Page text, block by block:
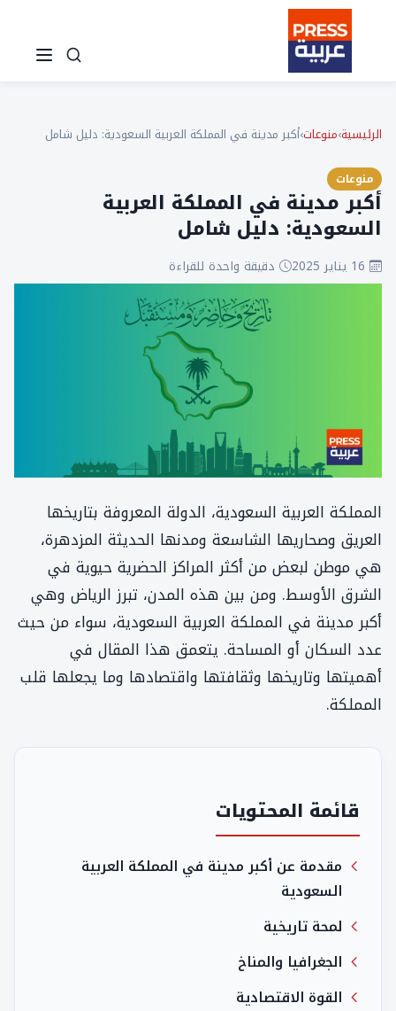
الرئيسية›منوعات›أكبر مدينة في المملكة العربية السعودية: دليل شامل
منوعات
أكبر مدينة في المملكة العربية
السعودية: دليل شامل
دقيقة واحدة للقراءة
المملكة العربية السعودية، الدولة المعروفة بتاريخها
العريق وصحاريها الشاسعة ومدنها الحديثة المزدهرة،
هي موطن لبعض من أكثر المراكز الحضرية حيوية في
الشرق الأوسط. ومن بين هذه المدن، تبرز الرياض وهي
أكبر مدينة في المملكة العربية السعودية، سواء من حيث
عدد السكان أو المساحة. يتعمق هذا المقال في
أهميتها وتاريخها وثقافتها واقتصادها وما يجعلها قلب
المملكة.
قائمة المحتويات
مقدمة عن أكبر مدينة في المملكة العربية
السعودية
لمحة تاريخية
الجغرافيا والمناخ
القوة الاقتصادية